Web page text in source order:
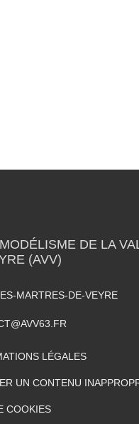
DE LA
(AVV)
MARTRES-DE-VEYRE
LÉGALES
UN CONTENU
COOKIES